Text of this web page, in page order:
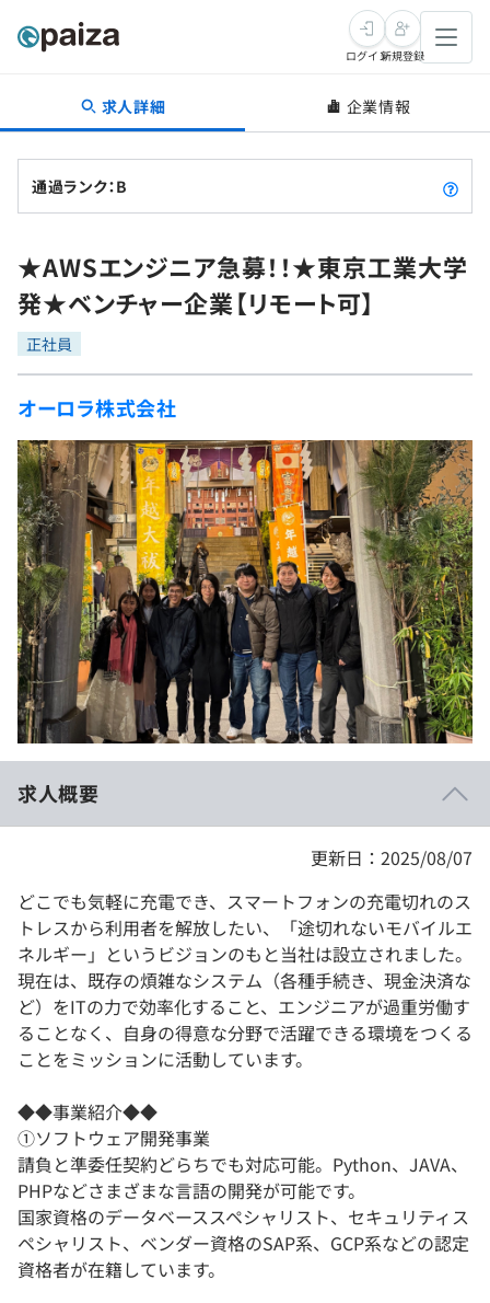
転職・キャリア
転職成功ガイド
転職エージェント
インタビュー
転職成功ガイド
新卒就活
求人検索
本選考
インターン
新卒エージェント
イベント・セミナー
インタビュー
就活成功ガイド
学習
問題集
ナレッジ
リファレンス
プラン
個人向けプラン
法人向けプラン
契約内容・クーポン
プログラミング言語
評価結果一覧
再チャレンジ結果一覧
ゲーム・マンガ
Tech Team Journal
paiza times
note
paizaとは？
ログイン新規登録
求人詳細 企業情報
通過ランク：B
★AWSエンジニア急募！！★東京工業大学
発★ベンチャー企業【リモート可】
正社員
オーロラ株式会社
求人概要
更新日：2025/08/07
どこでも気軽に充電でき、スマートフォンの充電切れのス
トレスから利用者を解放したい、「途切れないモバイルエ
ネルギー」というビジョンのもと当社は設立されました。
現在は、既存の煩雑なシステム（各種手続き、現金決済な
ど）をITの力で効率化すること、エンジニアが過重労働す
ることなく、自身の得意な分野で活躍できる環境をつくる
ことをミッションに活動しています。
◆◆事業紹介◆◆
①ソフトウェア開発事業
請負と準委任契約どらちでも対応可能。Python、JAVA、
PHPなどさまざまな言語の開発が可能です。
国家資格のデータベーススペシャリスト、セキュリティス
ペシャリスト、ベンダー資格のSAP系、GCP系などの認定
資格者が在籍しています。